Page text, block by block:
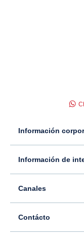
Información
Información para
Sala de prensa
Información adicional
Información de
Servicio - Atención al
Canales
Ubíquenos
Contácto